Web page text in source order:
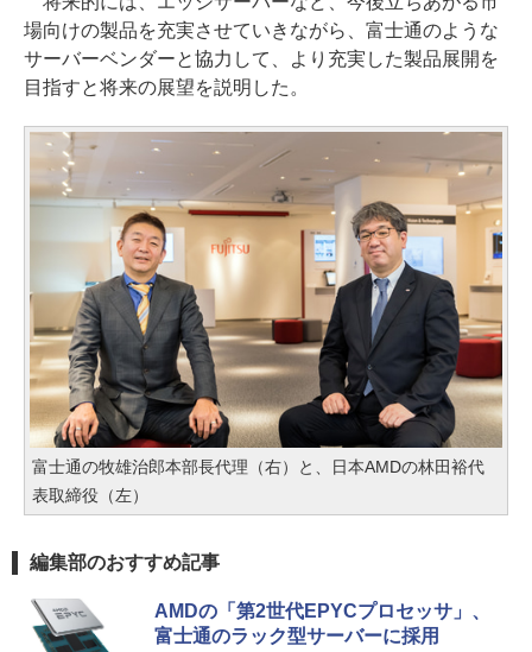
場向けの製品を充実させていきながら、富士通のような
サーバーベンダーと協力して、より充実した製品展開を
目指すと将来の展望を説明した。
富士通の牧雄治郎本部長代理（右）と、日本AMDの林田裕代
表取締役（左）
編集部のおすすめ記事
AMDの「第2世代EPYCプロセッサ」、
富士通のラック型サーバーに採用